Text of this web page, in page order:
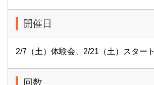
開催日
2/7（土）体験会、2/21（土）スタート
回数